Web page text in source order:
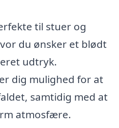
til stuer og
du ønsker et blødt
udtryk.
dig mulighed for at
samtidig med at
atmosfære.